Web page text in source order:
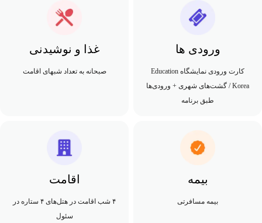
ورودی ها
کارت ورودی نمایشگاه Education
Korea / گشت‌های شهری + ورودی‌ها
طبق برنامه
غذا و نوشیدنی
صبحانه به تعداد شبهای اقامت
بیمه
بیمه مسافرتی
اقامت
۴ شب اقامت در هتل‌های ۴ ستاره در
سئول